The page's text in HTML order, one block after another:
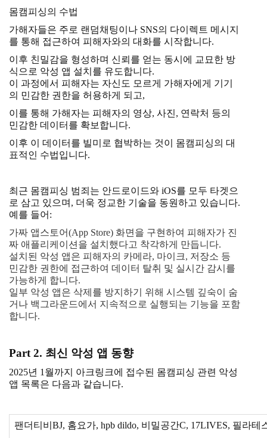
몸캠피싱의 수법
가해자들은 주로 랜덤채팅이나 SNS의 다이렉트 메시지
를 통해 접근하여 피해자와의 대화를 시작합니다.
이후 친밀감을 형성하며 신뢰를 얻는 동시에 교묘한 방
식으로 악성 앱 설치를 유도합니다.
이 과정에서 피해자는 자신도 모르게 가해자에게 기기
의 민감한 권한을 허용하게 되고,
이를 통해 가해자는 피해자의 영상, 사진, 연락처 등의
민감한 데이터를 확보합니다.
이후 이 데이터를 빌미로 협박하는 것이 몸캠피싱의 대
표적인 수법입니다.
최근 몸캠피싱 범죄는 안드로이드와 iOS를 모두 타겟으
로 삼고 있으며, 더욱 정교한 기술을 동원하고 있습니다.
예를 들어:
가짜 앱스토어(App Store) 화면을 구현하여 피해자가 진
짜 애플리케이션을 설치했다고 착각하게 만듭니다.
설치된 악성 앱은 피해자의 카메라, 마이크, 저장소 등
민감한 권한에 접근하여 데이터 탈취 및 실시간 감시를
가능하게 합니다.
일부 악성 앱은 삭제를 방지하기 위해 시스템 깊숙이 숨
거나 백그라운드에서 지속적으로 실행되는 기능을 포함
합니다.
Part 2. 최신 악성 앱 동향
2025년 1월까지 아크링크에 접수된 몸캠피싱 관련 악성
앱 목록은 다음과 같습니다.
팬더티비BJ, 홈요가, hpb dildo, 비밀공간C, 17LIVES, 필라테